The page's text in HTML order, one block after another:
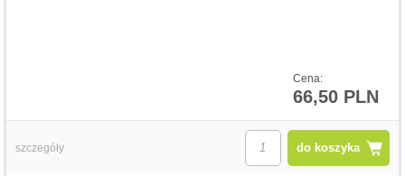
Cena:
66,50 PLN
do koszyka
szczegóły